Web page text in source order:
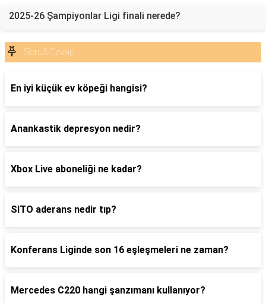
2025-26 Şampiyonlar Ligi finali nerede?
Soru&Cevap
En iyi küçük ev köpeği hangisi?
Anankastik depresyon nedir?
Xbox Live aboneliği ne kadar?
SITO aderans nedir tıp?
Konferans Liginde son 16 eşleşmeleri ne zaman?
Mercedes C220 hangi şanzımanı kullanıyor?